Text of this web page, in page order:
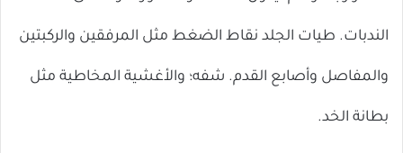
الندبات. طيات الجلد نقاط الضغط مثل المرفقين والركبتين
والمفاصل وأصابع القدم. شفه؛ والأغشية المخاطية مثل
بطانة الخد.